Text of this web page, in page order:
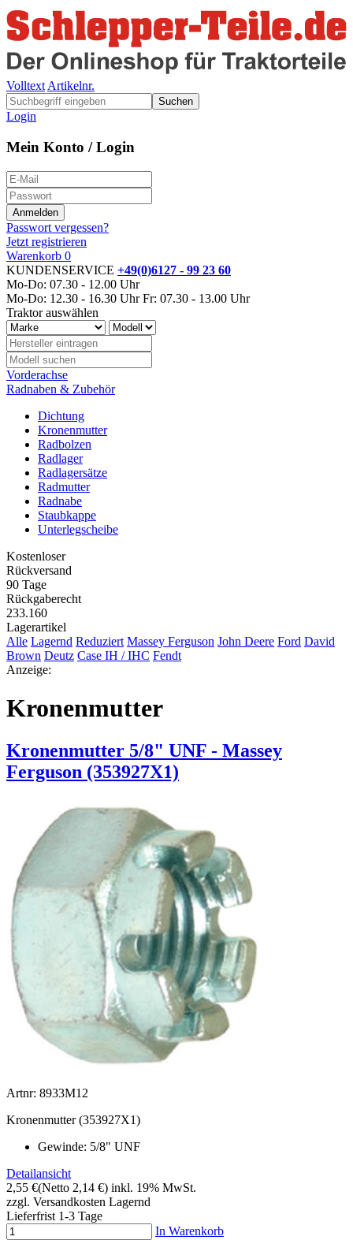
Volltext Artikelnr.
Suchen
Login
Mein Konto / Login
Passwort vergessen?
Jetzt registrieren
Warenkorb 0
KUNDENSERVICE +49(0)6127 - 99 23 60
Mo-Do: 07.30 - 12.00 Uhr
Mo-Do: 12.30 - 16.30 Uhr Fr: 07.30 - 13.00 Uhr
Traktor auswählen
Vorderachse
Radnaben & Zubehör
Dichtung
Kronenmutter
Radbolzen
Radlager
Radlagersätze
Radmutter
Radnabe
Staubkappe
Unterlegscheibe
Kostenloser
Rückversand
90 Tage
Rückgaberecht
233.160
Lagerartikel
Alle Lagernd Reduziert Massey Ferguson John Deere Ford David
Brown Deutz Case IH / IHC Fendt
Anzeige:
Kronenmutter
Kronenmutter 5/8" UNF - Massey
Ferguson (353927X1)
Artnr: 8933M12
Kronenmutter (353927X1)
Gewinde: 5/8" UNF
Detailansicht
2,55 €(Netto 2,14 €) inkl. 19% MwSt.
zzgl. Versandkosten Lagernd
Lieferfrist 1-3 Tage
In Warenkorb